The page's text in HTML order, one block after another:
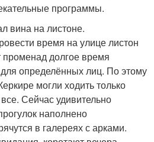
программы.
вина на листоне.
время на улице листон
долгое время
определённых лиц. По этому
могли ходить только
Сейчас удивительно
наполнено
в галереях с арками.